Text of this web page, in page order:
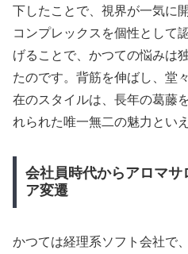
下したことで、視界が一気に
コンプレックスを個性として
げることで、かつての悩みは
たのです。背筋を伸ばし、堂
在のスタイルは、長年の葛藤
れられた唯一無二の魅力といえ
会社員時代からアロマサ
ア変遷
かつては経理系ソフト会社で